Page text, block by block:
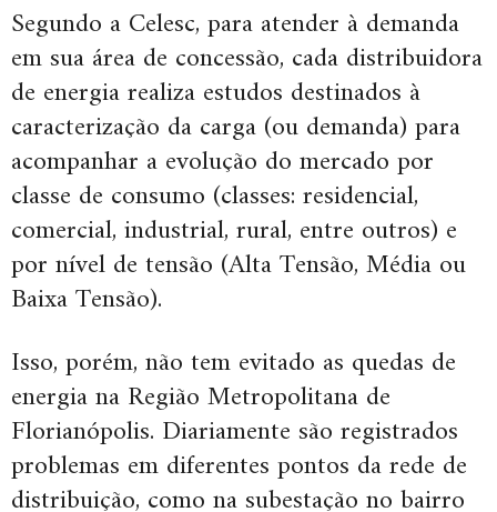
Segundo a Celesc, para atender à demanda
em sua área de concessão, cada distribuidora
de energia realiza estudos destinados à
caracterização da carga (ou demanda) para
acompanhar a evolução do mercado por
classe de consumo (classes: residencial,
comercial, industrial, rural, entre outros) e
por nível de tensão (Alta Tensão, Média ou
Baixa Tensão).
Isso, porém, não tem evitado as quedas de
energia na Região Metropolitana de
Florianópolis. Diariamente são registrados
problemas em diferentes pontos da rede de
distribuição, como na subestação no bairro